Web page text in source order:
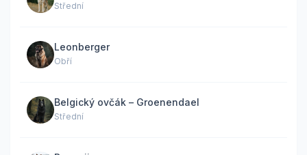
Střední
Leonberger
Obří
Belgický ovčák – Groenendael
Střední